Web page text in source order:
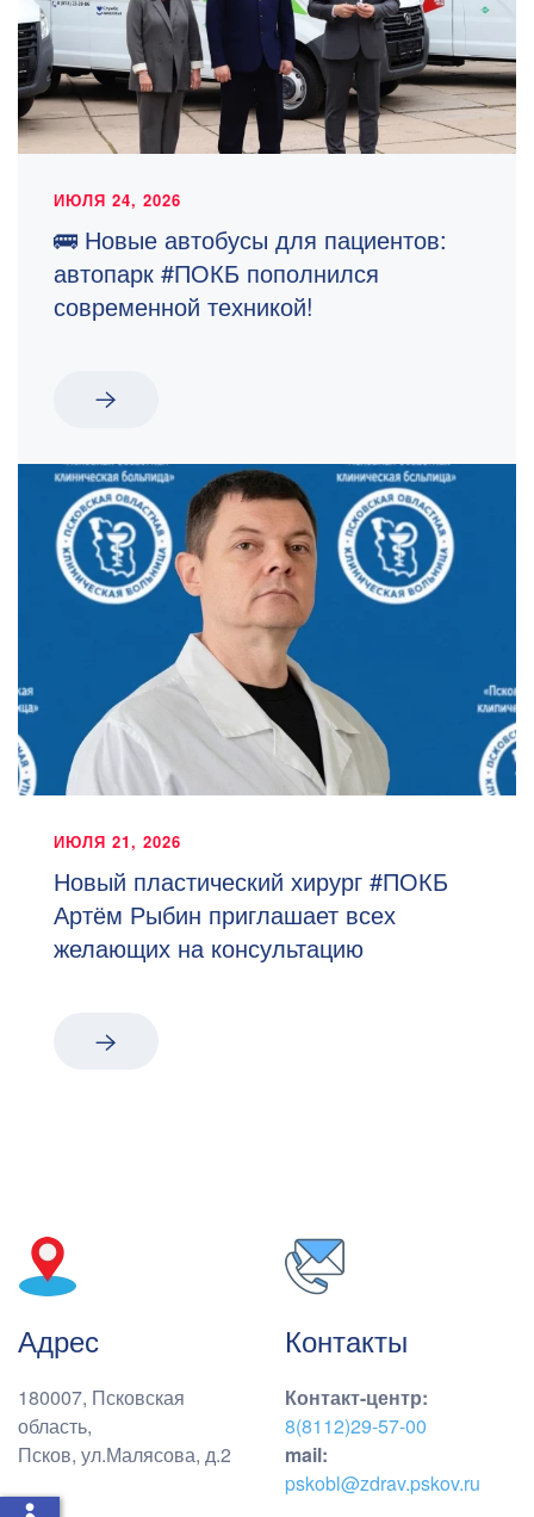
ИЮЛЯ 24, 2026
🚌 Новые автобусы для пациентов:
автопарк #ПОКБ пополнился
современной техникой!
ИЮЛЯ 21, 2026
Новый пластический хирург #ПОКБ
Артём Рыбин приглашает всех
желающих на консультацию
Адрес
180007, Псковская
область,
Псков, ул.Малясова, д.2
Контакты
Контакт-центр:
8(8112)29-57-00
mail:
pskobl@zdrav.pskov.ru